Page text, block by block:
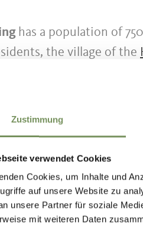
Zustimmung
verwendet Cookies
Cookies, um Inhalte und
auf unsere Website zu
unsere Partner für soziale
mit weiteren Daten
has a population of
the village of the